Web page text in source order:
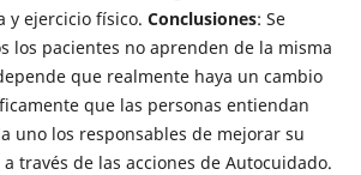
y ejercicio físico. Conclusiones: Se
los pacientes no aprenden de la misma
que realmente haya un cambio
que las personas entiendan
uno los responsables de mejorar su
través de las acciones de Autocuidado.